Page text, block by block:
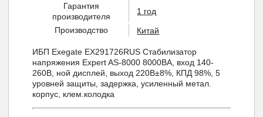
Гарантия
производителя
1 год
Производство Китай
ИБП Exegate EX291726RUS Стабилизатор
напряжения Expert AS-8000 8000ВА, вход 140-
260В, ной дисплей, выход 220В±8%, КПД 98%, 5
уровней защиты, задержка, усиленный метал.
корпус, клем.колодка